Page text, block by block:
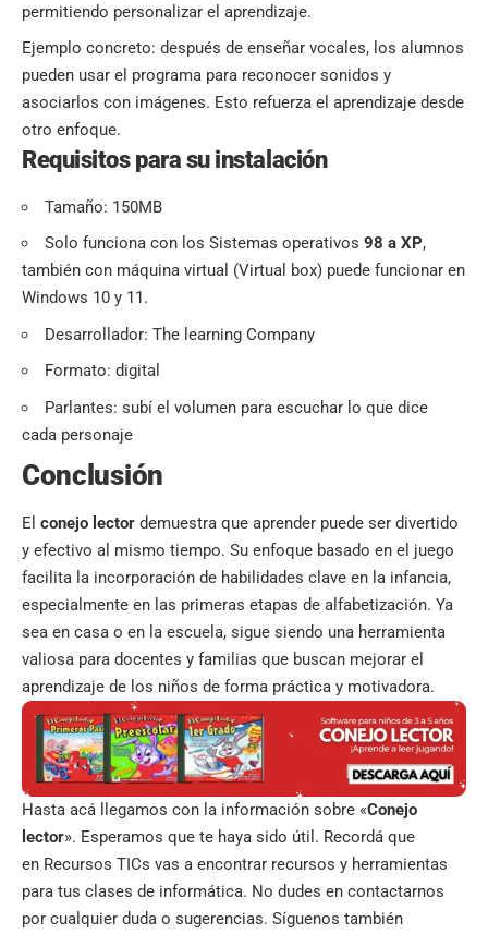
permitiendo personalizar el aprendizaje.
Ejemplo concreto: después de enseñar vocales, los alumnos
pueden usar el programa para reconocer sonidos y
asociarlos con imágenes. Esto refuerza el aprendizaje desde
otro enfoque.
Requisitos para su instalación
Tamaño: 150MB
Solo funciona con los Sistemas operativos 98 a XP,
también con máquina virtual (Virtual box) puede funcionar en
Windows 10 y 11.
Desarrollador: The learning Company
Formato: digital
Parlantes: subí el volumen para escuchar lo que dice
cada personaje
Conclusión
El conejo lector demuestra que aprender puede ser divertido
y efectivo al mismo tiempo. Su enfoque basado en el juego
facilita la incorporación de habilidades clave en la infancia,
especialmente en las primeras etapas de alfabetización. Ya
sea en casa o en la escuela, sigue siendo una herramienta
valiosa para docentes y familias que buscan mejorar el
aprendizaje de los niños de forma práctica y motivadora.
Hasta acá llegamos con la información sobre «Conejo
lector». Esperamos que te haya sido útil. Recordá que
en Recursos TICs vas a encontrar recursos y herramientas
para tus clases de informática. No dudes en contactarnos
por cualquier duda o sugerencias. Síguenos también